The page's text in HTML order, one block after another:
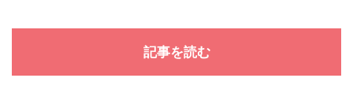
記事を読む